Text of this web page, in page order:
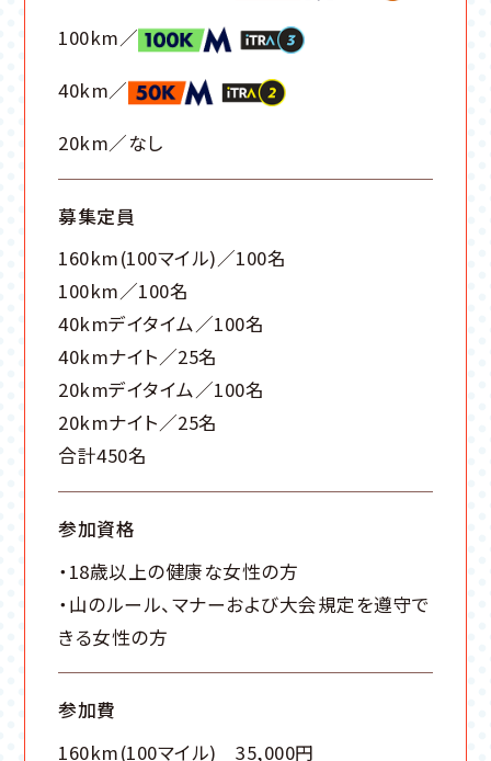
100km／
40km／
20km／なし
募集定員
160km(100マイル)／100名
100km／100名
40kmデイタイム／100名
40kmナイト／25名
20kmデイタイム／100名
20kmナイト／25名
合計450名
参加資格
・18歳以上の健康な女性の方
・山のルール、マナーおよび大会規定を遵守で
きる女性の方
参加費
160km(100マイル) 35,000円